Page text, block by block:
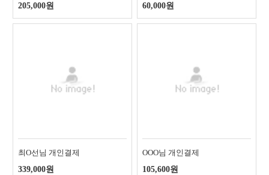
205,000원
60,000원
최O선님 개인결제
339,000원
OOO님 개인결제
105,600원